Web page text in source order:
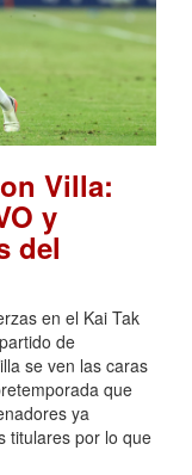
Villa:
y
del
en el Kai Tak
de
se ven las caras
que
ya
titulares por lo que